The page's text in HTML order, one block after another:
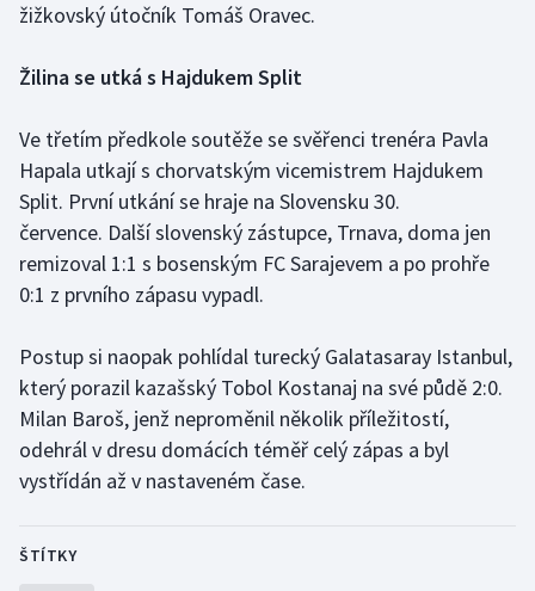
Lyže a snowboard
Moderní pětiboj
Motorsport
Parasport
Plavání
Plážový volejbal
Ragby
žižkovský útočník Tomáš Oravec.
Žilina se utká s Hajdukem Split
Ve třetím předkole soutěže se svěřenci trenéra Pavla
Hapala utkají s chorvatským vicemistrem Hajdukem
Split. První utkání se hraje na Slovensku 30.
července. Další slovenský zástupce, Trnava, doma jen
remizoval 1:1 s bosenským FC Sarajevem a po prohře
0:1 z prvního zápasu vypadl.
Postup si naopak pohlídal turecký Galatasaray Istanbul,
který porazil kazašský Tobol Kostanaj na své půdě 2:0.
Milan Baroš, jenž neproměnil několik příležitostí,
odehrál v dresu domácích téměř celý zápas a byl
vystřídán až v nastaveném čase.
ŠTÍTKY